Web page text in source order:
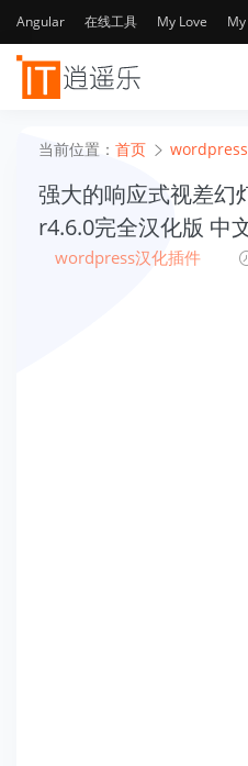
Angular 在线工具 My Love
当前位置： 首页 wordpress
强大的响应式视差幻
r4.6.0完全汉化版 中
wordpress汉化插件